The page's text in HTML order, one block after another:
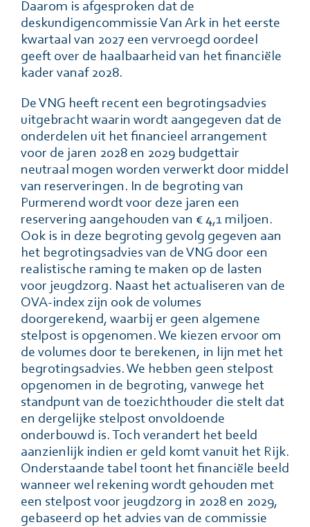
Daarom is afgesproken dat de
deskundigencommissie Van Ark in het eerste
kwartaal van 2027 een vervroegd oordeel
geeft over de haalbaarheid van het financiële
kader vanaf 2028.
De VNG heeft recent een begrotingsadvies
uitgebracht waarin wordt aangegeven dat de
onderdelen uit het financieel arrangement
voor de jaren 2028 en 2029 budgettair
neutraal mogen worden verwerkt door middel
van reserveringen. In de begroting van
Purmerend wordt voor deze jaren een
reservering aangehouden van € 4,1 miljoen.
Ook is in deze begroting gevolg gegeven aan
het begrotingsadvies van de VNG door een
realistische raming te maken op de lasten
voor jeugdzorg. Naast het actualiseren van de
OVA-index zijn ook de volumes
doorgerekend, waarbij er geen algemene
stelpost is opgenomen. We kiezen ervoor om
de volumes door te berekenen, in lijn met het
begrotingsadvies. We hebben geen stelpost
opgenomen in de begroting, vanwege het
standpunt van de toezichthouder die stelt dat
en dergelijke stelpost onvoldoende
onderbouwd is. Toch verandert het beeld
aanzienlijk indien er geld komt vanuit het Rijk.
Onderstaande tabel toont het financiële beeld
wanneer wel rekening wordt gehouden met
een stelpost voor jeugdzorg in 2028 en 2029,
gebaseerd op het advies van de commissie